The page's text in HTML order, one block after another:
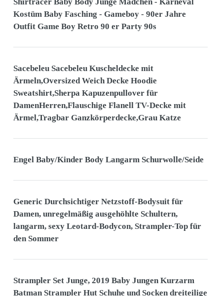
Kostüm Baby Fasching - Gameboy - 90er Jahre
Outfit Game Boy Retro 90 er Party 90s
Sacebeleu Sacebeleu Kuscheldecke mit
Ärmeln,Oversized Weich Decke Hoodie
Sweatshirt,Sherpa Kapuzenpullover für
DamenHerren,Flauschige Flanell TV-Decke mit
Ärmel,Tragbar Ganzkörperdecke,Grau Katze
Engel Baby/Kinder Body Langarm Schurwolle/Seide
Generic Durchsichtiger Netzstoff-Bodysuit für
Damen, unregelmäßig ausgehöhlte Schultern,
langarm, sexy Leotard-Bodycon, Strampler-Top für
den Sommer
Strampler Set Junge, 2019 Baby Jungen Kurzarm
Batman Strampler Hut Schuhe und Socken dreiteilige